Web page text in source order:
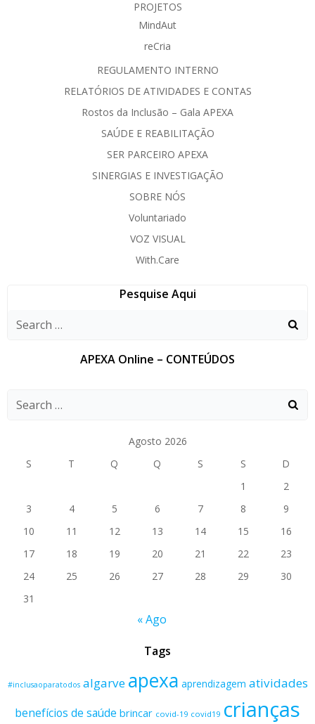
PROJETOS
MindAut
reCria
REGULAMENTO INTERNO
RELATÓRIOS DE ATIVIDADES E CONTAS
Rostos da Inclusão – Gala APEXA
SAÚDE E REABILITAÇÃO
SER PARCEIRO APEXA
SINERGIAS E INVESTIGAÇÃO
SOBRE NÓS
Voluntariado
VOZ VISUAL
With.Care
Pesquise Aqui
APEXA Online – CONTEÚDOS
Agosto 2026
S
T Q Q S S
D
1
2
3
4 5 6 7 8
9
10
11 12 13 14 15
16
17
18 19 20 21 22
23
24
25 26 27 28 29
30
31
« Ago
Tags
#inclusaoparatodos algarve apexa aprendizagem atividades
benefícios de saúde brincar covid-19 covid19 crianças